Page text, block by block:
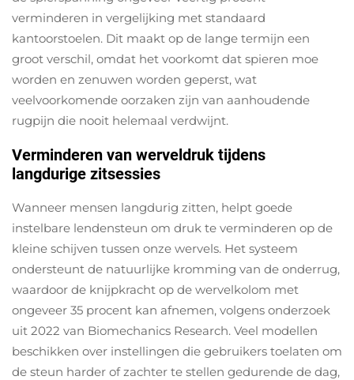
verminderen in vergelijking met standaard
kantoorstoelen. Dit maakt op de lange termijn een
groot verschil, omdat het voorkomt dat spieren moe
worden en zenuwen worden geperst, wat
veelvoorkomende oorzaken zijn van aanhoudende
rugpijn die nooit helemaal verdwijnt.
Verminderen van werveldruk tijdens
langdurige zitsessies
Wanneer mensen langdurig zitten, helpt goede
instelbare lendensteun om druk te verminderen op de
kleine schijven tussen onze wervels. Het systeem
ondersteunt de natuurlijke kromming van de onderrug,
waardoor de knijpkracht op de wervelkolom met
ongeveer 35 procent kan afnemen, volgens onderzoek
uit 2022 van Biomechanics Research. Veel modellen
beschikken over instellingen die gebruikers toelaten om
de steun harder of zachter te stellen gedurende de dag,